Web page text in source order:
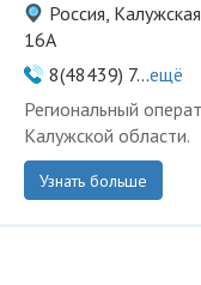
Россия,
16А
8(48439) 7...ещё
Региональный
Калужской области.
Узнать больше